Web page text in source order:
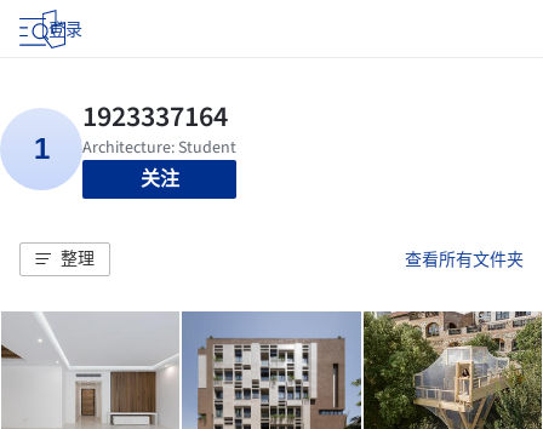
登录
关注
整理 查看所有文件夹